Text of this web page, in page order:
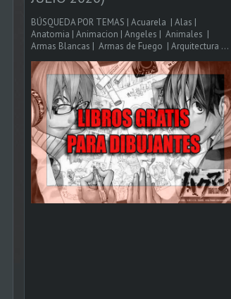
BÚSQUEDA POR TEMAS | Acuarela | Alas |
Anatomia | Animacion | Angeles | Animales |
Armas Blancas | Armas de Fuego | Arquitectura ...